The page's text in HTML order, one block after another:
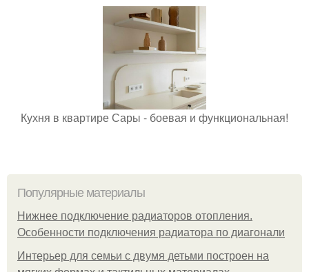
Кухня в квартире Сары - боевая и функциональная!
Популярные материалы
Нижнее подключение радиаторов отопления.
Особенности подключения радиатора по диагонали
Интерьер для семьи с двумя детьми построен на